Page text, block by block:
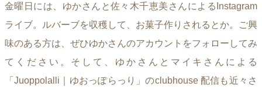
金曜日には、ゆかさんと佐々木千恵美さんによるInstagram
ライブ。ルバーブを収穫して、お菓子作りされるとか。ご興
味のある方は、ぜひゆかさんのアカウントをフォローしてみ
てください。そして、ゆかさんとマイキさんによる
「Juoppolalli｜ゆおっぽらっり」のclubhouse 配信も近々さ